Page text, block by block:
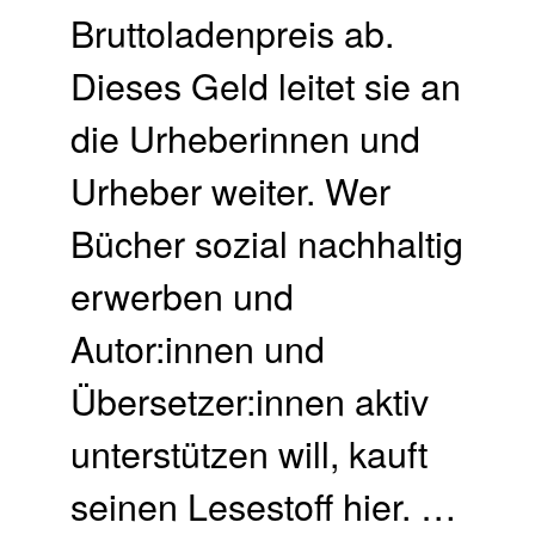
Bruttoladenpreis ab.
Dieses Geld leitet sie an
die Urheberinnen und
Urheber weiter. Wer
Bücher sozial nachhaltig
erwerben und
Autor:innen und
Übersetzer:innen aktiv
unterstützen will, kauft
seinen Lesestoff hier. …